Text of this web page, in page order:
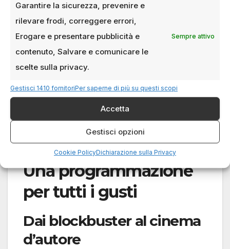
Garantire la sicurezza, prevenire e
rilevare frodi, correggere errori,
Erogare e presentare pubblicità e
contenuto, Salvare e comunicare le
scelte sulla privacy.
Sempre attivo
Gestisci 1410 fornitoriPer saperne di più su questi scopi
Accetta
Gestisci opzioni
Cookie PolicyDichiarazione sulla Privacy
L’atmosfera raccolta e il valore storico del
luogo contribuiscono a creare un’esperienza
particolarmente coinvolgente, ideale per gli
spettatori che desiderano godersi il film in un
contesto elegante e tranquillo.
La combinazione tra patrimonio artistico e
programmazione cinematografica di qualità
rende questa arena una delle gemme meno
conosciute ma più apprezzate della stagione.
Una programmazione
per tutti i gusti
Dai blockbuster al cinema
d’autore